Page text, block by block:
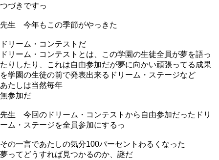
つづきですっ
先生 今年もこの季節がやっきた
ドリーム・コンテストだ
ドリーム・コンテストとは、この学園の生徒全員が夢を語っ
たりしたり、これは自由参加だが夢に向かい頑張ってる成果
を学園の生徒の前で発表出来るドリーム・ステージなど
あたしは当然毎年
無参加だ
先生 今回のドリーム・コンテストから自由参加だったドリ
ーム・ステージを全員参加にするっ
その一言であたしの気分100パーセントわるくなった
夢ってどうすれば見つかるのか、謎だ